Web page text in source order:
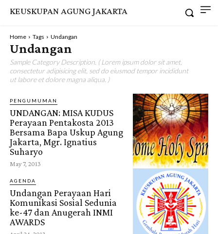
KEUSKUPAN AGUNG JAKARTA
Home Tags Undangan
Undangan
Sample Category Description. ( Lorem ipsum dolor sit amet,
consectetur adipisicing elit, sed do eiusmod tempor incididunt
ut labore et dolore magna aliqua. )
PENGUMUMAN
UNDANGAN: MISA KUDUS
Perayaan Pentakosta 2013
Bersama Bapa Uskup Agung
Jakarta, Mgr. Ignatius
Suharyo
May 7, 2013
AGENDA
Undangan Perayaan Hari
Komunikasi Sosial Sedunia
ke-47 dan Anugerah INMI
AWARDS